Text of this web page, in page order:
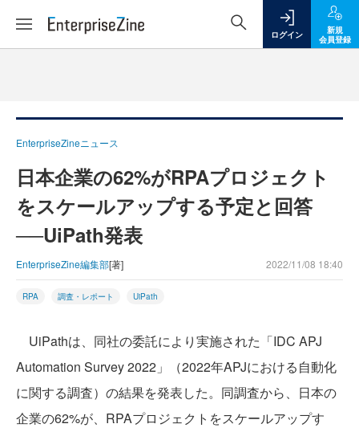
ログイン
新規
会員登録
EnterpriseZineニュース
日本企業の62%がRPAプロジェクト
をスケールアップする予定と回答
──UiPath発表
EnterpriseZine編集部[著] 2022/11/08 18:40
RPA 調査・レポート UiPath
UiPathは、同社の委託により実施された「IDC APJ
Automation Survey 2022」（2022年APJにおける自動化
に関する調査）の結果を発表した。同調査から、日本の
企業の62%が、RPAプロジェクトをスケールアップす